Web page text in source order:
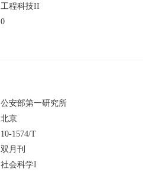
工程科技II
0
公安部第一研究所
北京
10-1574/T
双月刊
社会科学I